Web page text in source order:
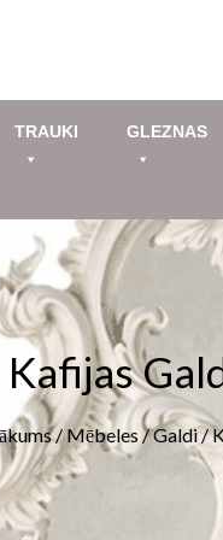
TRAUKI GLEZNAS
/Mēbeles/Galdi/